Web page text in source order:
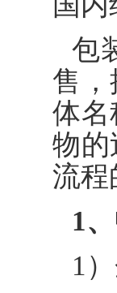
包
售
体名
物的
流程
1
1